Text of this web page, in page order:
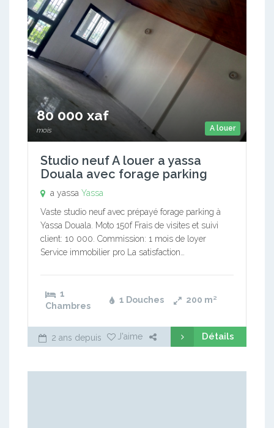
A louer
80 000 xaf
mois
Studio neuf A louer a yassa
Douala avec forage parking
a yassa Yassa
Vaste studio neuf avec prépayé forage parking à
Yassa Douala. Moto 150f Frais de visites et suivi
client: 10 000. Commission: 1 mois de loyer
Service immobilier pro La satisfaction…
1
Chambres
1 Douches 200 m²
2 ans depuis J'aime Détails